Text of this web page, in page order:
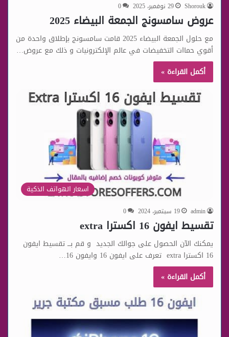
Shorouk 29 نوفمبر، 2025 0
عروض سامسونج الجمعة البيضاء 2025
مع حلول الجمعة البيضاء 2025 قامت سامسونج بإطلاق واحدة من
أقوي حماات التخفيضات في عالم الإلكترونيات و ذلك مع عروض…
أكمل القراءة »
اسعار الهواتف الذكية
admin 19 سبتمبر، 2024 0
تقسيط ايفون 16 اكسترا extra
يمكنك الآن الحصول على جوالك الجديد و قم بـــ تقسيط ايفون
16 اكسترا extra تعرف على ايفون 16 وايفون 16…
أكمل القراءة »